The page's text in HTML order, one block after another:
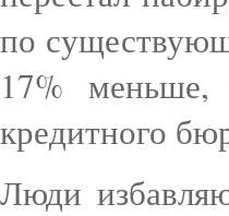
по
17% меньше,
кредитного
Люди